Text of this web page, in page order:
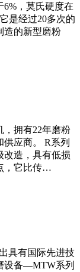
，莫氏硬度在
是经过20多次的
造的新型磨粉
，拥有22年磨粉
应商。 R系列
改造，具有低损
，它比传…
具有国际先进技
设备—MTW系列